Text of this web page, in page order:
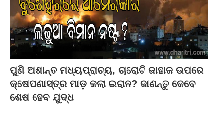
ପୁଣି ଅଶାନ୍ତ ମଧ୍ୟପ୍ରାଚ୍ୟ, ଚାରୋଟି ଜାହାଜ ଉପରେ
କ୍ଷେପଣାସ୍ତ୍ର ମାଡ଼ କଲା ଇରାନ? ଜାଣନ୍ତୁ କେବେ
ଶେଷ ହେବ ଯୁଦ୍ଧ